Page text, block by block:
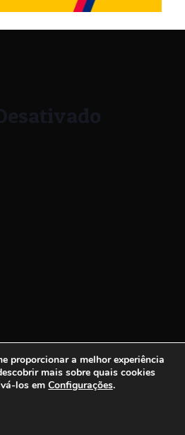
proporcionar a melhor experiência
mais sobre quais cookies
los em Configurações.